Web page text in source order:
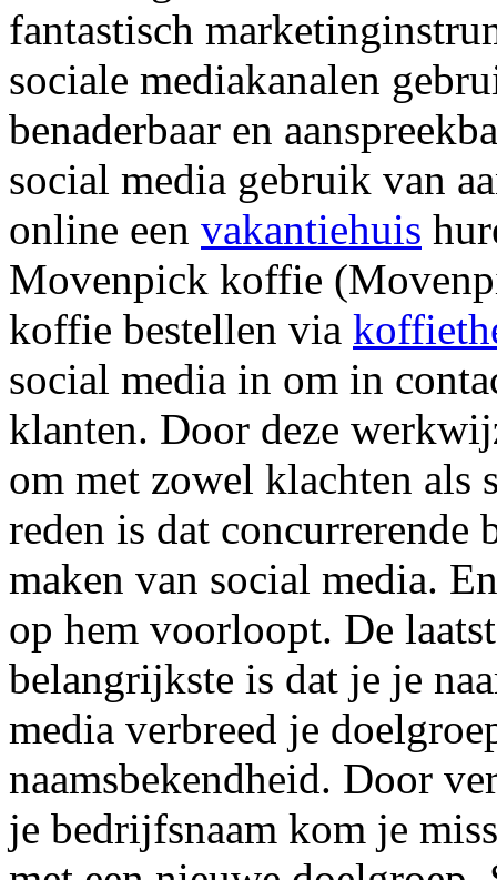
fantastisch
sociale mediakanalen
benaderbaar en
social media gebruik van
online een vakantiehuis
Movenpick koffie
koffie bestellen via
social media in om in
klanten. Door deze
om met zowel klachten als
reden is dat
maken van social media.
op hem voorloopt. De
belangrijkste is dat je je
media verbreed je
naamsbekendheid. Door
je bedrijfsnaam kom je